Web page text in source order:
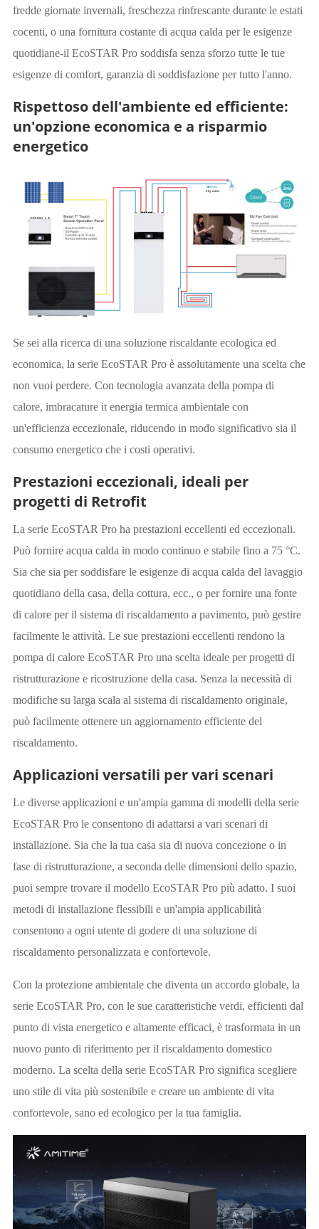
fredde giornate invernali, freschezza rinfrescante durante le estati
cocenti, o una fornitura costante di acqua calda per le esigenze
quotidiane-il EcoSTAR Pro soddisfa senza sforzo tutte le tue
esigenze di comfort, garanzia di soddisfazione per tutto l'anno.
Rispettoso dell'ambiente ed efficiente:
un'opzione economica e a risparmio
energetico
Se sei alla ricerca di una soluzione riscaldante ecologica ed
economica, la serie EcoSTAR Pro è assolutamente una scelta che
non vuoi perdere. Con tecnologia avanzata della pompa di
calore, imbracature it energia termica ambientale con
un'efficienza eccezionale, riducendo in modo significativo sia il
consumo energetico che i costi operativi.
Prestazioni eccezionali, ideali per
progetti di Retrofit
La serie EcoSTAR Pro ha prestazioni eccellenti ed eccezionali.
Può fornire acqua calda in modo continuo e stabile fino a 75 °C.
Sia che sia per soddisfare le esigenze di acqua calda del lavaggio
quotidiano della casa, della cottura, ecc., o per fornire una fonte
di calore per il sistema di riscaldamento a pavimento, può gestire
facilmente le attività. Le sue prestazioni eccellenti rendono la
pompa di calore EcoSTAR Pro una scelta ideale per progetti di
ristrutturazione e ricostruzione della casa. Senza la necessità di
modifiche su larga scala al sistema di riscaldamento originale,
può facilmente ottenere un aggiornamento efficiente del
riscaldamento.
Applicazioni versatili per vari scenari
Le diverse applicazioni e un'ampia gamma di modelli della serie
EcoSTAR Pro le consentono di adattarsi a vari scenari di
installazione. Sia che la tua casa sia di nuova concezione o in
fase di ristrutturazione, a seconda delle dimensioni dello spazio,
puoi sempre trovare il modello EcoSTAR Pro più adatto. I suoi
metodi di installazione flessibili e un'ampia applicabilità
consentono a ogni utente di godere di una soluzione di
riscaldamento personalizzata e confortevole.
Con la protezione ambientale che diventa un accordo globale, la
serie EcoSTAR Pro, con le sue caratteristiche verdi, efficienti dal
punto di vista energetico e altamente efficaci, è trasformata in un
nuovo punto di riferimento per il riscaldamento domestico
moderno. La scelta della serie EcoSTAR Pro significa scegliere
uno stile di vita più sostenibile e creare un ambiente di vita
confortevole, sano ed ecologico per la tua famiglia.